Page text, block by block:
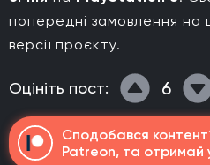
попередні замовлення на
версії проєкту.
Оцініть пост: 6
Сподобався
Patreon, та отримай